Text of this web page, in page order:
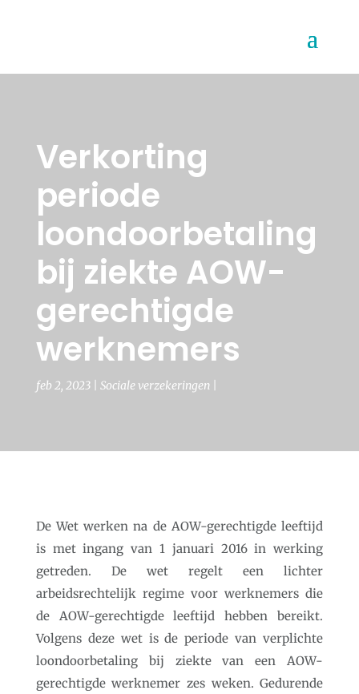
Verkorting
periode
loondoorbetaling
bij ziekte AOW-
gerechtigde
werknemers
feb 2, 2023 Sociale verzekeringen
De Wet werken na de AOW-gerechtigde leeftijd
is met ingang van 1 januari 2016 in werking
getreden. De wet regelt een lichter
arbeidsrechtelijk regime voor werknemers die
de AOW-gerechtigde leeftijd hebben bereikt.
Volgens deze wet is de periode van verplichte
loondoorbetaling bij ziekte van een AOW-
gerechtigde werknemer zes weken. Gedurende